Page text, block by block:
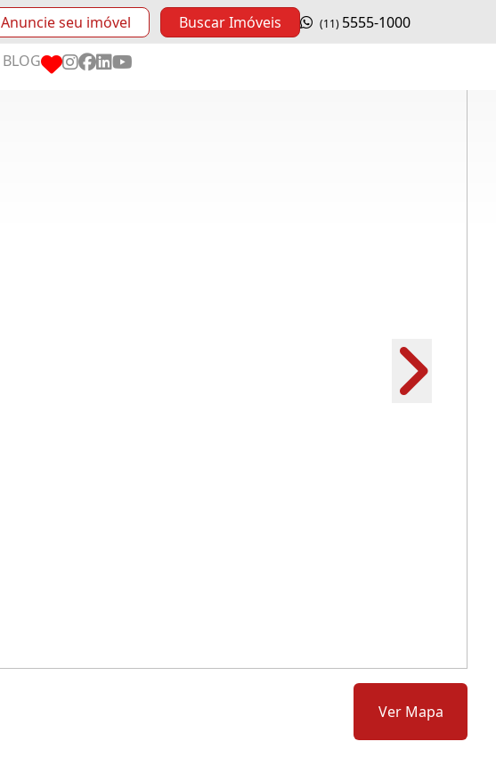
Anuncie seu imóvel Buscar Imóveis (11) 5555-1000
BLOG
Ver Mapa